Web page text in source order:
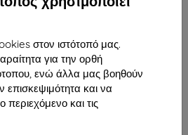
στον ιστότοπό μας.
για την ορθή
ενώ άλλα μας βοηθούν
και να
περιεχόμενο και τις
«